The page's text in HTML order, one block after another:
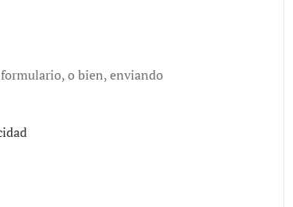
o bien, enviando